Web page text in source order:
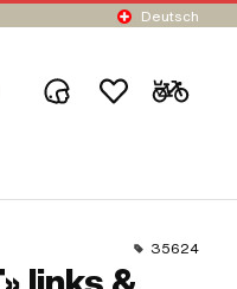
Deutsch
35624